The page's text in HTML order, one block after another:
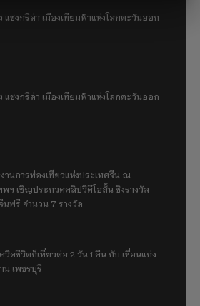
แชงกรีล่า เมืองเทียมฟ้าแห่งโลกตะวันออก
แชงกรีล่า เมืองเทียมฟ้าแห่งโลกตะวันออก
านการท่องเที่ยวแห่งประเทศจีน ณ
พฯ เชิญประกวดคลิปวิดีโอสั้น ชิงรางวัล
นฟรี จำนวน 7 รางวัล
วิดชีวิตก็เที่ยวต่อ 2 วัน 1 คืน กับ เขื่อนแก่ง
น เพชรบุรี